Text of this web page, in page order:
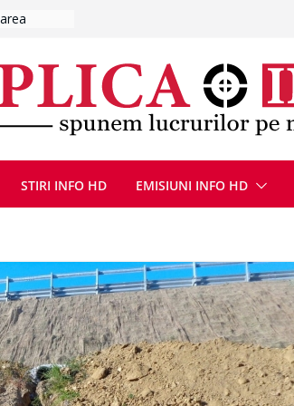
pe
reunite
STIRI INFO HD EMISIUNI INFO HD